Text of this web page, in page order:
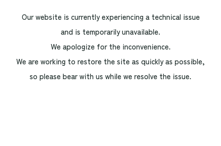
Our website is currently experiencing a technical issue
and is temporarily unavailable.
We apologize for the inconvenience.
We are working to restore the site as quickly as possible,
so please bear with us while we resolve the issue.